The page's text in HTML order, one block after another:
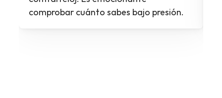
comprobar cuánto sabes bajo presión.